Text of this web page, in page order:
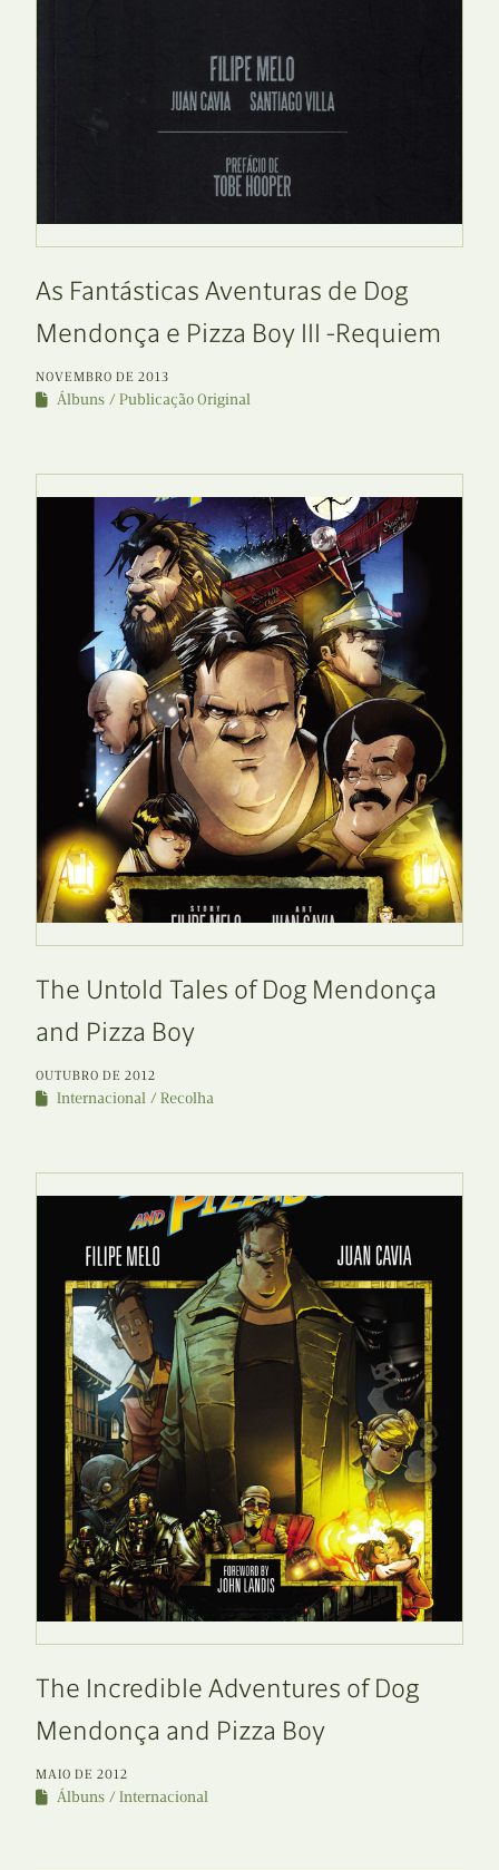
As Fantásticas Aventuras de Dog
Mendonça e Pizza Boy III -Requiem
NOVEMBRO DE 2013
Álbuns Publicação Original
The Untold Tales of Dog Mendonça
and Pizza Boy
OUTUBRO DE 2012
Internacional Recolha
The Incredible Adventures of Dog
Mendonça and Pizza Boy
MAIO DE 2012
Álbuns Internacional